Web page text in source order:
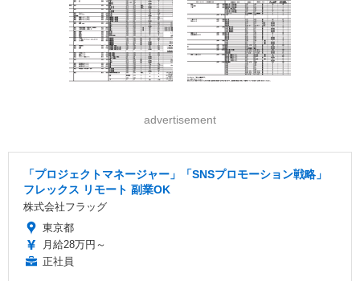
advertisement
「プロジェクトマネージャー」「SNSプロモーション戦略」
フレックス リモート 副業OK
株式会社フラッグ
東京都
月給28万円～
正社員